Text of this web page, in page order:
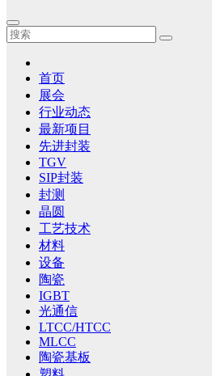
首页
展会
行业动态
最新项目
先进封装
TGV
SIP封装
封测
晶圆
工艺技术
材料
设备
陶瓷
IGBT
光通信
LTCC/HTCC
MLCC
陶瓷基板